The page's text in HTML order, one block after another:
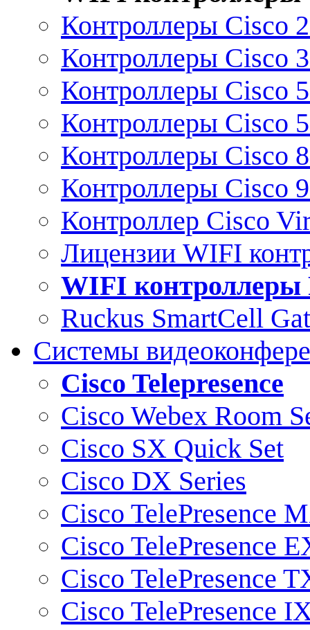
Контроллеры Cisco
Контроллеры Cisco
Контроллеры Cisco
Контроллеры Cisco
Контроллеры Cisco
Контроллеры Cisco
Контроллер Cisco
Лицензии WIFI
WIFI контроллеры
Ruckus SmartCell
Системы
Cisco Telepresence
Cisco Webex Room
Cisco SX Quick Set
Cisco DX Series
Cisco TelePresence
Cisco TelePresence
Cisco TelePresence
Cisco TelePresence